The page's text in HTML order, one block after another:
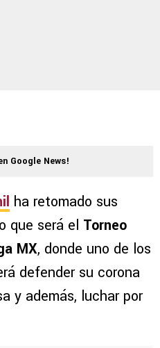
Google News!
ha retomado sus
que será el Torneo
MX, donde uno de los
defender su corona
y además, luchar por